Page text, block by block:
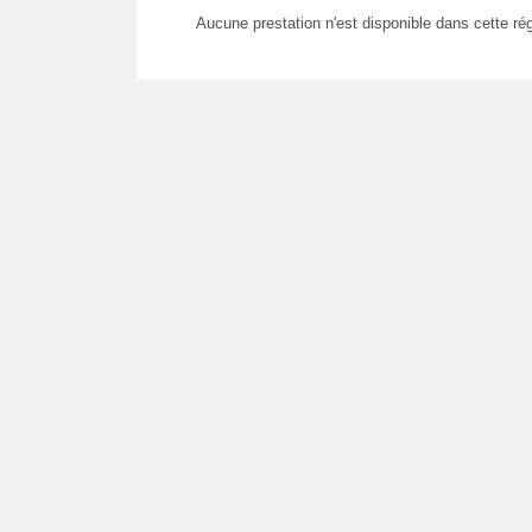
Aucune prestation n'est disponible dans cette